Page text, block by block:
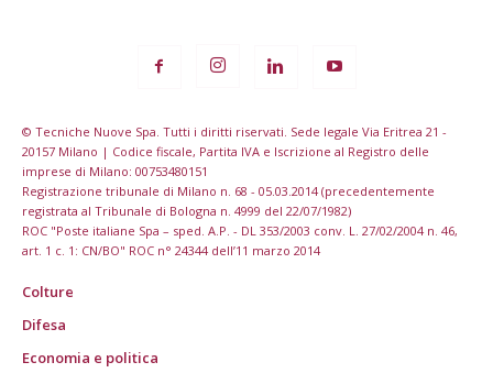
© Tecniche Nuove Spa. Tutti i diritti riservati. Sede legale Via Eritrea 21 -
20157 Milano | Codice fiscale, Partita IVA e Iscrizione al Registro delle
imprese di Milano: 00753480151
Registrazione tribunale di Milano n. 68 - 05.03.2014 (precedentemente
registrata al Tribunale di Bologna n. 4999 del 22/07/1982)
ROC "Poste italiane Spa – sped. A.P. - DL 353/2003 conv. L. 27/02/2004 n. 46,
art. 1 c. 1: CN/BO" ROC n° 24344 dell’11 marzo 2014
Colture
Difesa
Economia e politica